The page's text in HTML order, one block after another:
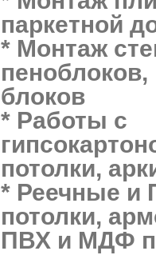
паркетной
* Монтаж
блоков
* Работы с
потолки,
* Реечные и
потолки,
ПВХ и МДФ